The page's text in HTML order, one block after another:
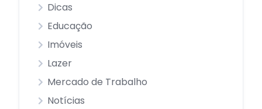
Dicas
Educação
Imóveis
Lazer
Mercado de Trabalho
Notícias